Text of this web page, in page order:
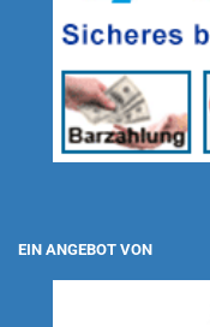
EIN ANGEBOT VON